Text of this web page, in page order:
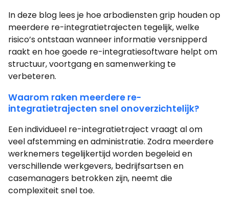
In deze blog lees je hoe arbodiensten grip houden op
meerdere re-integratietrajecten tegelijk, welke
risico’s ontstaan wanneer informatie versnipperd
raakt en hoe goede re-integratiesoftware helpt om
structuur, voortgang en samenwerking te
verbeteren.
Waarom raken meerdere re-
integratietrajecten snel onoverzichtelijk?
Een individueel re-integratietraject vraagt al om
veel afstemming en administratie. Zodra meerdere
werknemers tegelijkertijd worden begeleid en
verschillende werkgevers, bedrijfsartsen en
casemanagers betrokken zijn, neemt die
complexiteit snel toe.